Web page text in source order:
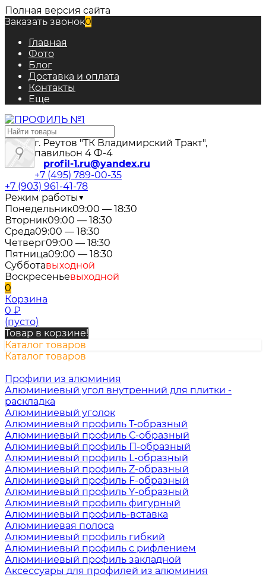
Полная версия сайта
Заказать звонок0
Главная
Фото
Блог
Доставка и оплата
Контакты
Еще
г. Реутов "ТК Владимирский Тракт",
павильон 4 Ф-4
profil-1.ru@yandex.ru
+7 (495) 789-00-35
+7 (903) 961-41-78
Режим работы▼
Понедельник09:00 — 18:30
Вторник09:00 — 18:30
Среда09:00 — 18:30
Четверг09:00 — 18:30
Пятница09:00 — 18:30
Субботавыходной
Воскресеньевыходной
0
Корзина
0 ₽
(пусто)
Товар в корзине!
Каталог товаров
Каталог товаров
Профили из алюминия
Алюминиевый угол внутренний для плитки -
раскладка
Алюминиевый уголок
Алюминиевый профиль Т-образный
Алюминиевый профиль С-образный
Алюминиевый профиль П-образный
Алюминиевый профиль L-образный
Алюминиевый профиль Z-образный
Алюминиевый профиль F-образный
Алюминиевый профиль Y-образный
Алюминиевый профиль фигурный
Алюминиевый профиль-вставка
Алюминиевая полоса
Алюминиевый профиль гибкий
Алюминиевый профиль с рифлением
Алюминиевый профиль закладной
Аксессуары для профилей из алюминия